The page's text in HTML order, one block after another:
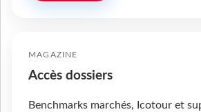
MAGAZINE
Accès dossiers
Benchmarks marchés, Icotour et